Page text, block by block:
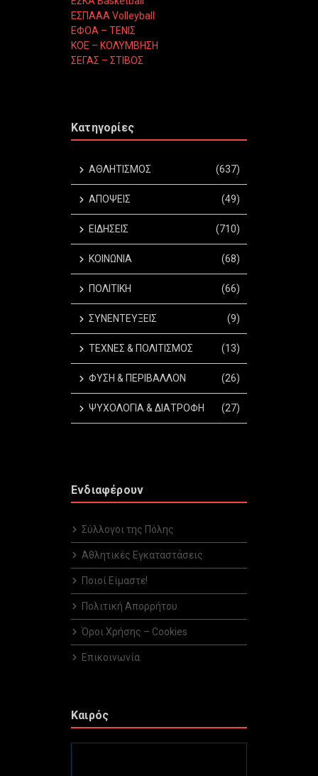
ΕΣΠΑΑΑ Volleyball
ΕΦΟΑ – ΤΕΝΙΣ
ΚΟΕ – ΚΟΛΥΜΒΗΣΗ
ΣΕΓΑΣ – ΣΤΙΒΟΣ
Κατηγορίες
ΑΘΛΗΤΙΣΜΟΣ (637)
ΑΠΟΨΕΙΣ (49)
ΕΙΔΗΣΕΙΣ (710)
ΚΟΙΝΩΝΙΑ (68)
ΠΟΛΙΤΙΚΗ (66)
ΣΥΝΕΝΤΕΥΞΕΙΣ (9)
ΤΕΧΝΕΣ & ΠΟΛΙΤΙΣΜΟΣ (13)
ΦΥΣΗ & ΠΕΡΙΒΑΛΛΟΝ (26)
ΨΥΧΟΛΟΓΙΑ & ΔΙΑΤΡΟΦΗ (27)
Ενδιαφέρουν
Σύλλογοι της Πόλης
Αθλητικές Εγκαταστάσεις
Ποιοί Είμαστε!
Πολιτική Απορρήτου
Όροι Χρήσης – Cookies
Επικοινωνία
Καιρός